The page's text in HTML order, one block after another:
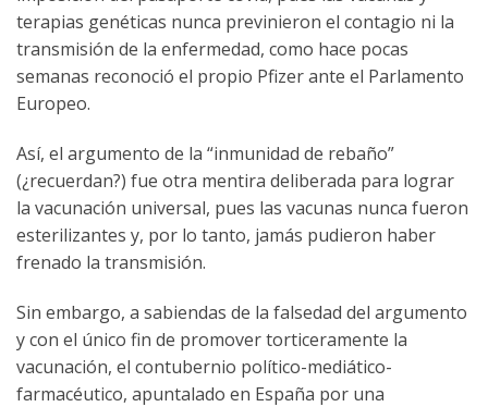
terapias genéticas nunca previnieron el contagio ni la
transmisión de la enfermedad, como hace pocas
semanas reconoció el propio Pfizer ante el Parlamento
Europeo.
Así, el argumento de la “inmunidad de rebaño”
(¿recuerdan?) fue otra mentira deliberada para lograr
la vacunación universal, pues las vacunas nunca fueron
esterilizantes y, por lo tanto, jamás pudieron haber
frenado la transmisión.
Sin embargo, a sabiendas de la falsedad del argumento
y con el único fin de promover torticeramente la
vacunación, el contubernio político-mediático-
farmacéutico, apuntalado en España por una